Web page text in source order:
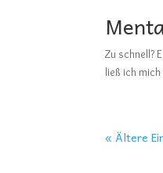
Zu
ließ ich
« Ältere